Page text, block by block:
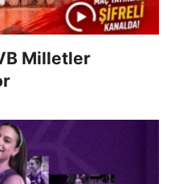
Milletler